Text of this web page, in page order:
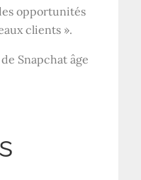
opportunités
clients ».